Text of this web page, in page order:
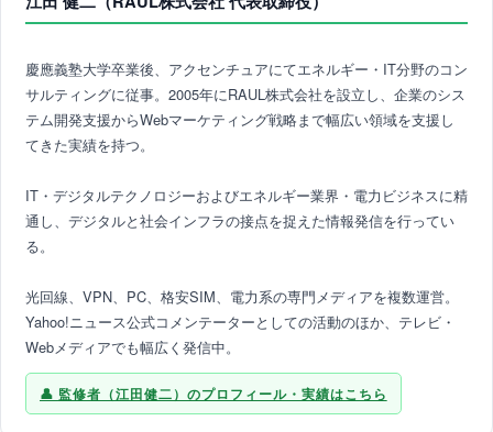
慶應義塾大学卒業後、アクセンチュアにてエネルギー・IT分野のコン
サルティングに従事。2005年にRAUL株式会社を設立し、企業のシス
テム開発支援からWebマーケティング戦略まで幅広い領域を支援し
てきた実績を持つ。
IT・デジタルテクノロジーおよびエネルギー業界・電力ビジネスに精
通し、デジタルと社会インフラの接点を捉えた情報発信を行ってい
る。
光回線、VPN、PC、格安SIM、電力系の専門メディアを複数運営。
Yahoo!ニュース公式コメンテーターとしての活動のほか、テレビ・
Webメディアでも幅広く発信中。
監修者（江田健二）のプロフィール・実績はこちら